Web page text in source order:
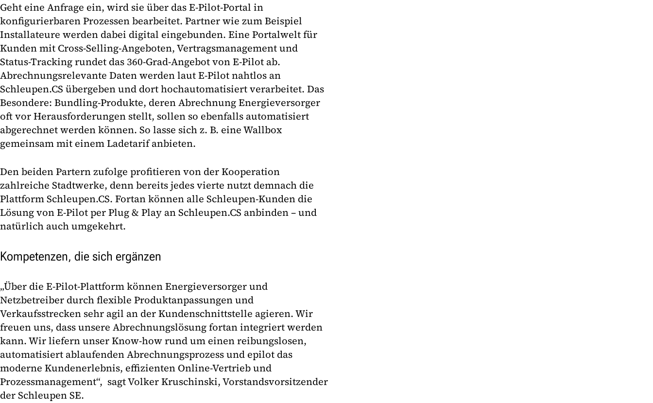
Geht eine Anfrage ein, wird sie über das E-Pilot-Portal in
konfigurierbaren Prozessen bearbeitet. Partner wie zum Beispiel
Installateure werden dabei digital eingebunden. Eine Portalwelt für
Kunden mit Cross-Selling-Angeboten, Vertragsmanagement und
Status-Tracking rundet das 360-Grad-Angebot von E-Pilot ab.
Abrechnungsrelevante Daten werden laut E-Pilot nahtlos an
Schleupen.CS übergeben und dort hochautomatisiert verarbeitet. Das
Besondere: Bundling-Produkte, deren Abrechnung Energieversorger
oft vor Herausforderungen stellt, sollen so ebenfalls automatisiert
abgerechnet werden können. So lasse sich z. B. eine Wallbox
gemeinsam mit einem Ladetarif anbieten.
Den beiden Partern zufolge profitieren von der Kooperation
zahlreiche Stadtwerke, denn bereits jedes vierte nutzt demnach die
Plattform Schleupen.CS. Fortan können alle Schleupen-Kunden die
Lösung von E-Pilot per Plug & Play an Schleupen.CS anbinden – und
natürlich auch umgekehrt.
Kompetenzen, die sich ergänzen
„Über die E-Pilot-Plattform können Energieversorger und
Netzbetreiber durch flexible Produktanpassungen und
Verkaufsstrecken sehr agil an der Kundenschnittstelle agieren. Wir
freuen uns, dass unsere Abrechnungslösung fortan integriert werden
kann. Wir liefern unser Know-how rund um einen reibungslosen,
automatisiert ablaufenden Abrechnungsprozess und epilot das
moderne Kundenerlebnis, effizienten Online-Vertrieb und
Prozessmanagement“, sagt Volker Kruschinski, Vorstandsvorsitzender
der Schleupen SE.